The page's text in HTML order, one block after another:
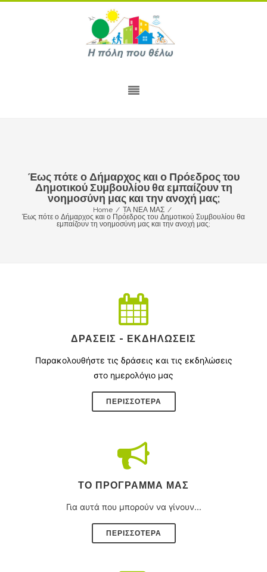
Έως πότε ο Δήμαρχος και ο Πρόεδρος του
Δημοτικού Συμβουλίου θα εμπαίζουν τη
νοημοσύνη μας και την ανοχή μας;
Home / ΤΑ ΝΕΑ ΜΑΣ /
Έως πότε ο Δήμαρχος και ο Πρόεδρος του Δημοτικού Συμβουλίου θα
εμπαίζουν τη νοημοσύνη μας και την ανοχή μας;
ΔΡΆΣΕΙΣ - ΕΚΔΗΛΏΣΕΙΣ
Παρακολουθήστε τις δράσεις και τις εκδηλώσεις
στο ημερολόγιο μας
ΠΕΡΙΣΣΌΤΕΡΑ
ΤΟ ΠΡΌΓΡΑΜΜΑ ΜΑΣ
Για αυτά που μπορούν να γίνουν...
ΠΕΡΙΣΣΟΤΕΡΑ